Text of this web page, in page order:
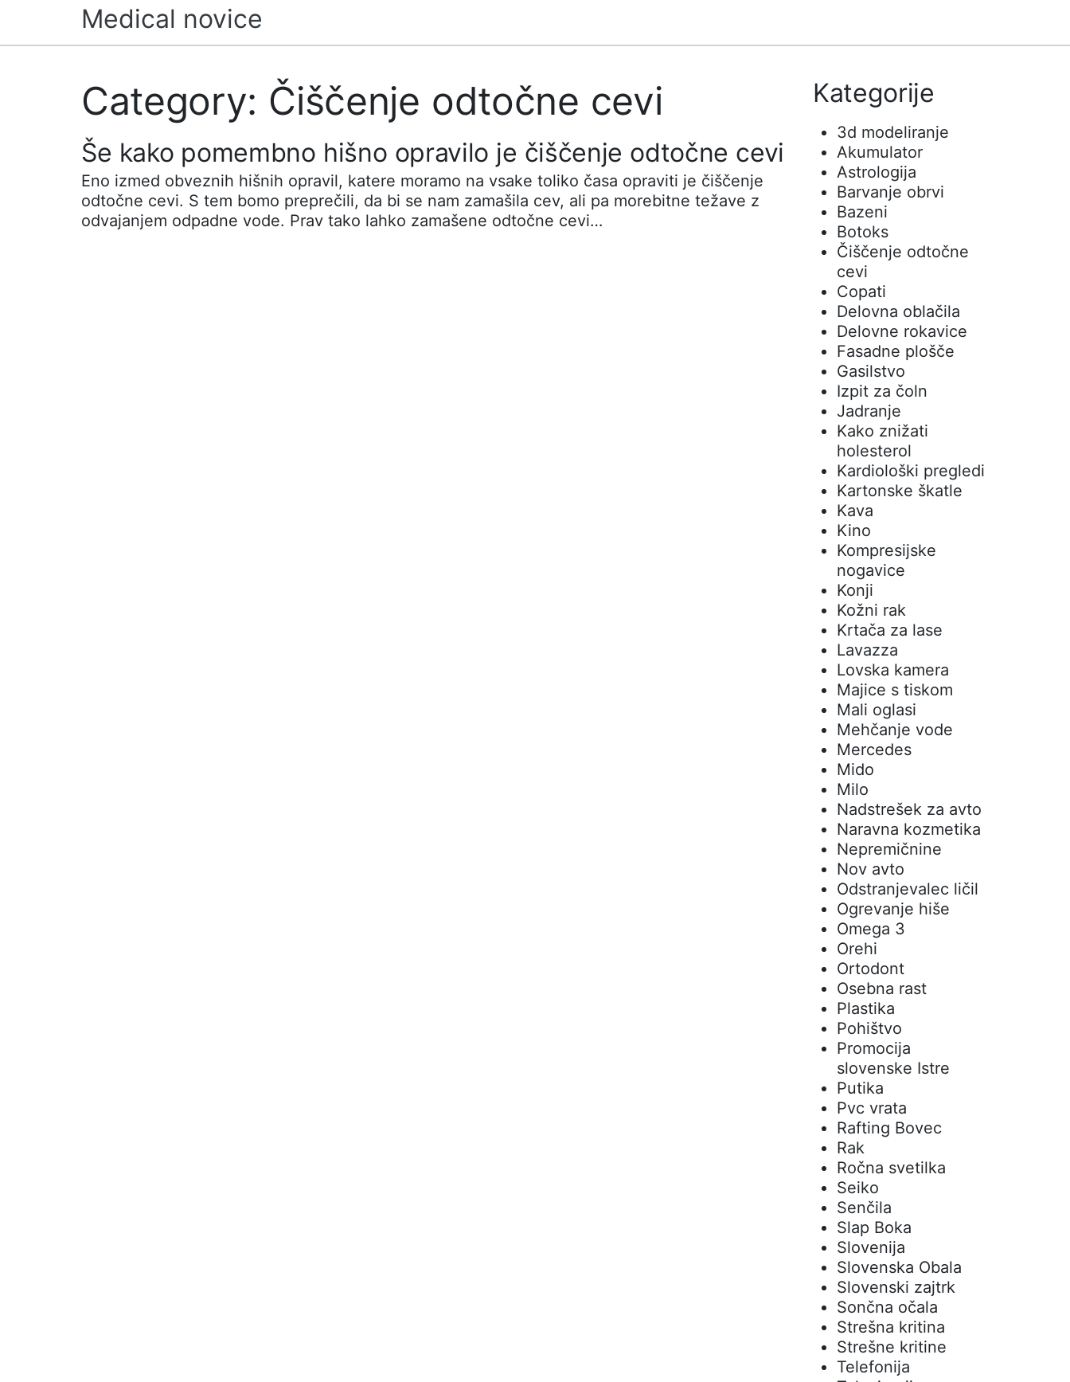
content
Medical novice
Category: Čiščenje odtočne cevi
Še kako pomembno hišno opravilo je čiščenje odtočne cevi
Eno izmed obveznih hišnih opravil, katere moramo na vsake toliko časa opraviti je čiščenje
odtočne cevi. S tem bomo preprečili, da bi se nam zamašila cev, ali pa morebitne težave z
odvajanjem odpadne vode. Prav tako lahko zamašene odtočne cevi…
Kategorije
3d modeliranje
Akumulator
Astrologija
Barvanje obrvi
Bazeni
Botoks
Čiščenje odtočne
cevi
Copati
Delovna oblačila
Delovne rokavice
Fasadne plošče
Gasilstvo
Izpit za čoln
Jadranje
Kako znižati
holesterol
Kardiološki pregledi
Kartonske škatle
Kava
Kino
Kompresijske
nogavice
Konji
Kožni rak
Krtača za lase
Lavazza
Lovska kamera
Majice s tiskom
Mali oglasi
Mehčanje vode
Mercedes
Mido
Milo
Nadstrešek za avto
Naravna kozmetika
Nepremičnine
Nov avto
Odstranjevalec ličil
Ogrevanje hiše
Omega 3
Orehi
Ortodont
Osebna rast
Plastika
Pohištvo
Promocija
slovenske Istre
Putika
Pvc vrata
Rafting Bovec
Rak
Ročna svetilka
Seiko
Senčila
Slap Boka
Slovenija
Slovenska Obala
Slovenski zajtrk
Sončna očala
Strešna kritina
Strešne kritine
Telefonija